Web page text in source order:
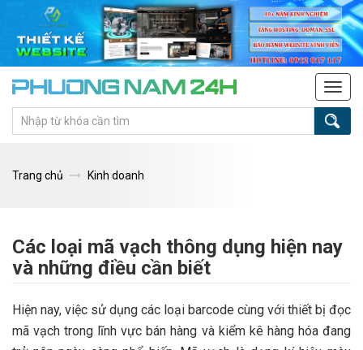
Trang chủ Kinh doanh
Các loại mã vạch thông dụng hiện nay
và những điều cần biết
Hiện nay, việc sử dụng các loại barcode cùng với thiết bị đọc
mã vạch trong lĩnh vực bán hàng và kiểm kê hàng hóa đang